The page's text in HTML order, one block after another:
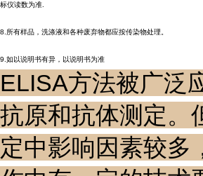
标仪读数为准.
8.所有样品，洗涤液和各种废弃物都应按传染物处理。
9.如以说明书有异，以说明书为准
ELISA方法被广泛
抗原和抗体测定。
定中影响因素较多